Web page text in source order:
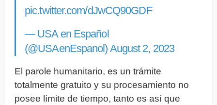
pic.twitter.com/dJwCQ90GDF
— USA en Español
(@USAenEspanol) August 2, 2023
El parole humanitario, es un trámite
totalmente gratuito y su procesamiento no
posee límite de tiempo, tanto es así que